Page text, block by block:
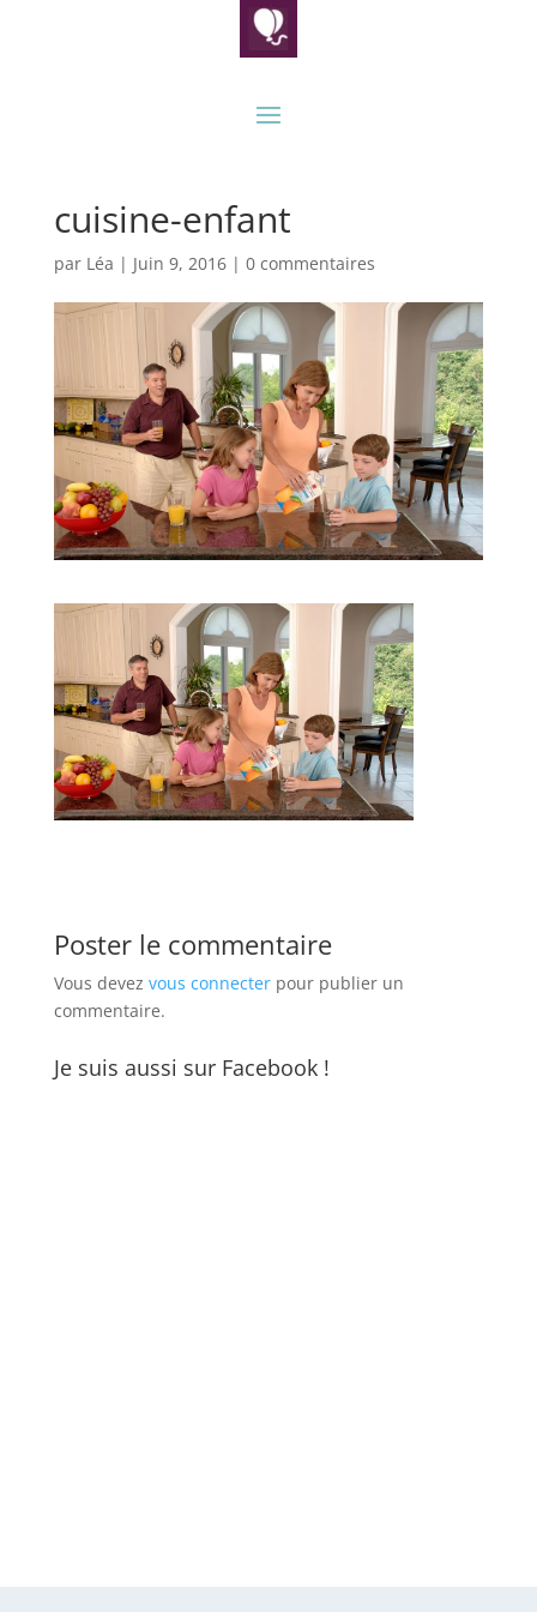
cuisine-enfant
par Léa | Juin 9, 2016| 0 commentaires
Poster le commentaire
Vous devez vous connecterpour publier un
commentaire.
Je suis aussi sur Facebook !